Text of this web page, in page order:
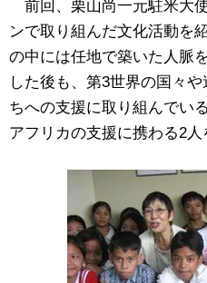
前回、栗山尚一元駐米大
ンで取り組んだ文化活動を
の中には任地で築いた人脈
した後も、第3世界の国々
ちへの支援に取り組んでい
アフリカの支援に携わる2人